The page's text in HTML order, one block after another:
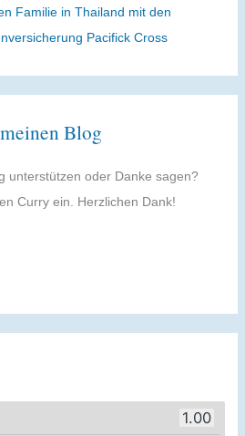
Blog
unterstützen oder Danke sagen?
Curry ein. Herzlichen Dank!